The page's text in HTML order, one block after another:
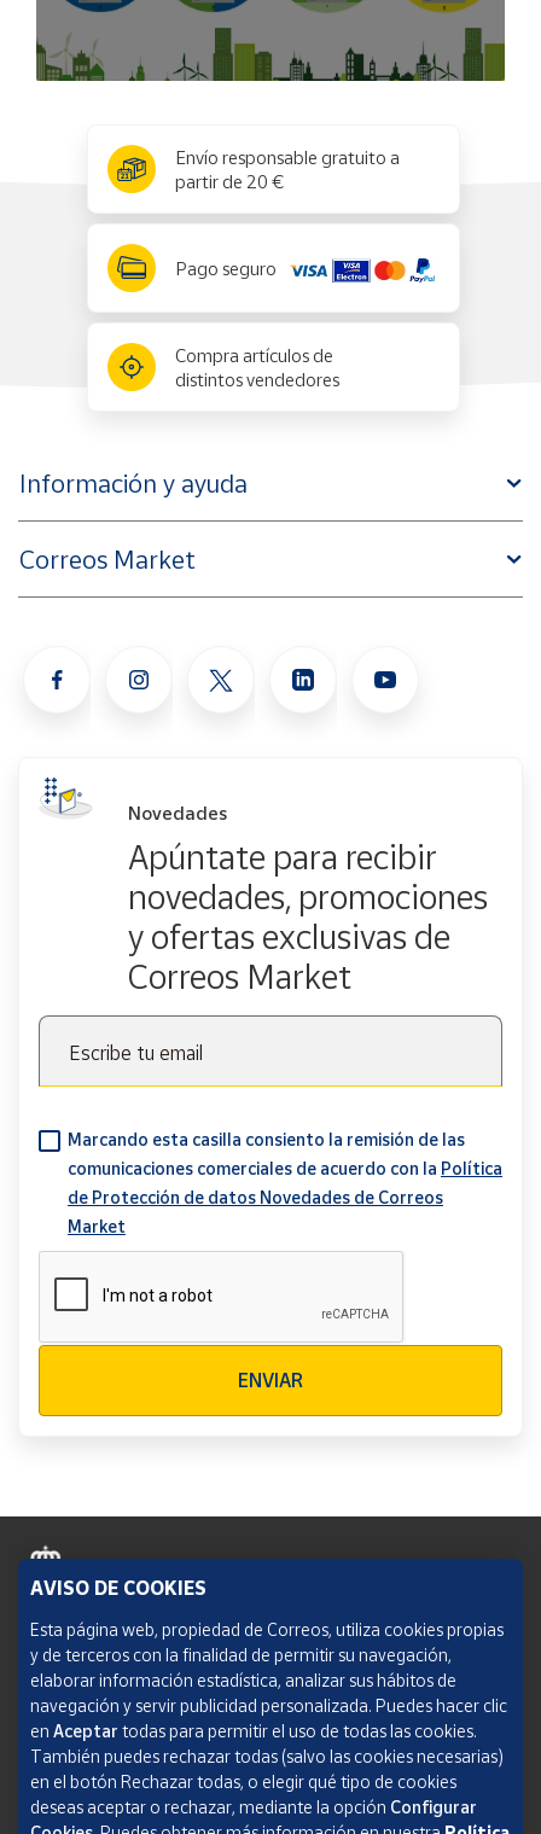
Envío responsable gratuito a
partir de 20 €
Pago seguro
Compra artículos de
distintos vendedores
Información y ayuda
Correos Market
Novedades
Apúntate para recibir
novedades, promociones
y ofertas exclusivas de
Correos Market
Escribe tu email
Marcando esta casilla consiento la remisión de las
comunicaciones comerciales de acuerdo con la Política
de Protección de datos Novedades de Correos
Market
ENVIAR
Política de cookies
Aviso legal
Condiciones del servicio
Política de Privacidad Web
Informe de transparencia
AVISO DE COOKIES
Esta página web, propiedad de Correos, utiliza cookies propias
y de terceros con la finalidad de permitir su navegación,
elaborar información estadística, analizar sus hábitos de
navegación y servir publicidad personalizada. Puedes hacer clic
en Aceptar todas para permitir el uso de todas las cookies.
También puedes rechazar todas (salvo las cookies necesarias)
en el botón Rechazar todas, o elegir qué tipo de cookies
deseas aceptar o rechazar, mediante la opción Configurar